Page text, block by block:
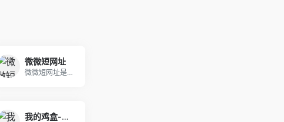
微微短网址
微微短网址是一款好用且免费的长网址缩短平台，支持
我的鸡盒-专注互联网分享的资源目录